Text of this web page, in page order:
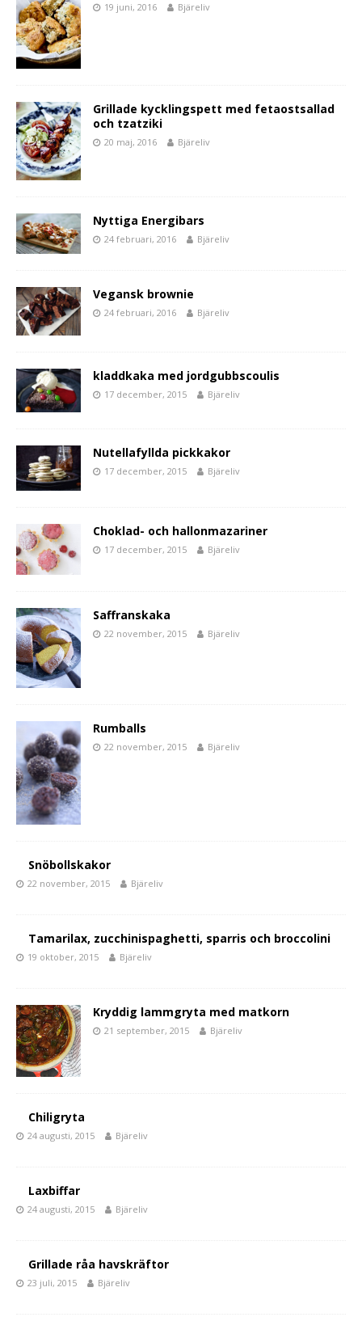
19 juni, 2016 Bjäreliv
Grillade kycklingspett med fetaostsallad
och tzatziki
20 maj, 2016 Bjäreliv
Nyttiga Energibars
24 februari, 2016 Bjäreliv
Vegansk brownie
24 februari, 2016 Bjäreliv
kladdkaka med jordgubbscoulis
17 december, 2015 Bjäreliv
Nutellafyllda pickkakor
17 december, 2015 Bjäreliv
Choklad- och hallonmazariner
17 december, 2015 Bjäreliv
Saffranskaka
22 november, 2015 Bjäreliv
Rumballs
22 november, 2015 Bjäreliv
Snöbollskakor
22 november, 2015 Bjäreliv
Tamarilax, zucchinispaghetti, sparris och broccolini
19 oktober, 2015 Bjäreliv
Kryddig lammgryta med matkorn
21 september, 2015 Bjäreliv
Chiligryta
24 augusti, 2015 Bjäreliv
Laxbiffar
24 augusti, 2015 Bjäreliv
Grillade råa havskräftor
23 juli, 2015 Bjäreliv